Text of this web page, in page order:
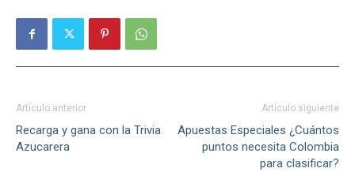
Artículo anterior
Recarga y gana con la Trivia
Azucarera
Artículo siguiente
Apuestas Especiales ¿Cuántos
puntos necesita Colombia
para clasificar?